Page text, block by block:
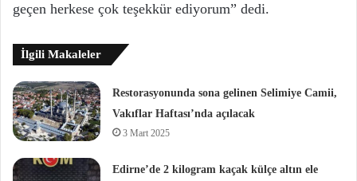
geçen herkese çok teşekkür ediyorum” dedi.
İlgili Makaleler
Restorasyonunda sona gelinen Selimiye Camii,
Vakıflar Haftası’nda açılacak
3 Mart 2025
Edirne’de 2 kilogram kaçak külçe altın ele